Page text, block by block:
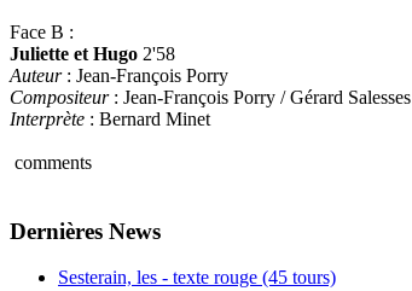
Face B :
Juliette et Hugo 2'58
Auteur: Jean-François Porry
Compositeur: Jean-François Porry / Gérard Salesses
Interprète : Bernard Minet
comments
Dernières News
Sesterain, les - texte rouge (45 tours)